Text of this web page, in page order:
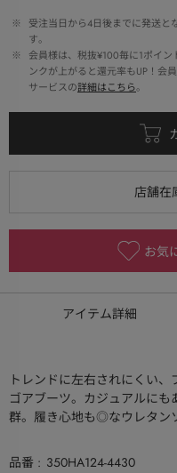
※
受注当日から4日後までに発送と
す。
※
会員様は、税抜¥100毎に1ポイ
ンクが上がると還元率もUP！会
サービスの詳細はこちら。
お気
アイテム詳細
トレンドに左右されにくい
ゴアブーツ。カジュアルに
群。履き心地も◎なウレタン
品番
350HA124-4430